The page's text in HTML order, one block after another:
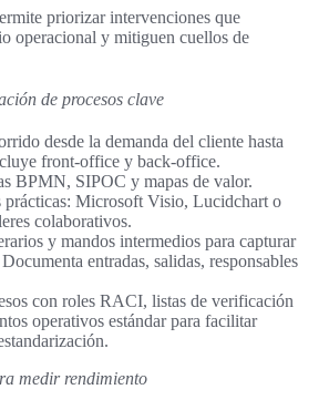
priorizar intervenciones que
operacional y mitiguen cuellos de
de procesos clave
desde la demanda del cliente hasta
front-office y back-office.
BPMN, SIPOC y mapas de valor.
prácticas: Microsoft Visio, Lucidchart o
colaborativos.
y mandos intermedios para capturar
entradas, salidas, responsables
con roles RACI, listas de verificación
operativos estándar para facilitar
medir rendimiento